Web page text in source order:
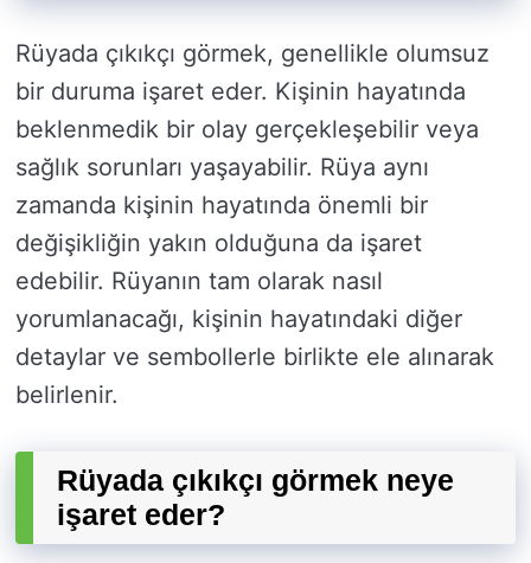
Rüyada çıkıkçı görmek, genellikle olumsuz
bir duruma işaret eder. Kişinin hayatında
beklenmedik bir olay gerçekleşebilir veya
sağlık sorunları yaşayabilir. Rüya aynı
zamanda kişinin hayatında önemli bir
değişikliğin yakın olduğuna da işaret
edebilir. Rüyanın tam olarak nasıl
yorumlanacağı, kişinin hayatındaki diğer
detaylar ve sembollerle birlikte ele alınarak
belirlenir.
Rüyada çıkıkçı görmek neye
işaret eder?